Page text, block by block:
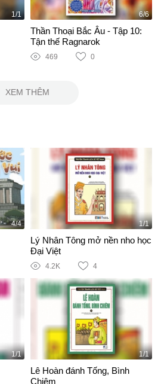
1/1 6/6
Thần Thoại Bắc Âu - Tập 10:
Tận thế Ragnarok
469 0
XEM THÊM
4/4 1/1
Lý Nhân Tông mở nền nho học
Đại Việt
4.2K 4
1/1 1/1
Lê Hoàn đánh Tống, Bình
Chiêm